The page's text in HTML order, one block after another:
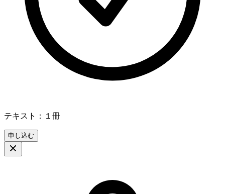
テキスト：１冊
申し込む